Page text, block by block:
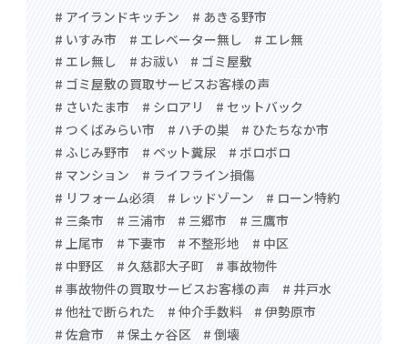
# アイランドキッチン
# あきる野市
# いすみ市
# エレベーター無し
# エレ無
# エレ無し
# お祓い
# ゴミ屋敷
# ゴミ屋敷の買取サービスお客様の声
# さいたま市
# シロアリ
# セットバック
# つくばみらい市
# ハチの巣
# ひたちなか市
# ふじみ野市
# ペット糞尿
# ボロボロ
# マンション
# ライフライン損傷
# リフォーム必須
# レッドゾーン
# ローン特約
# 三条市
# 三浦市 # 三郷市
# 三鷹市
# 上尾市
# 下妻市 # 不整形地
# 中区
# 中野区
# 久慈郡大子町
# 事故物件
# 事故物件の買取サービスお客様の声
# 井戸水
# 他社で断られた
# 仲介手数料
# 伊勢原市
# 佐倉市
# 保土ヶ谷区
# 倒壊